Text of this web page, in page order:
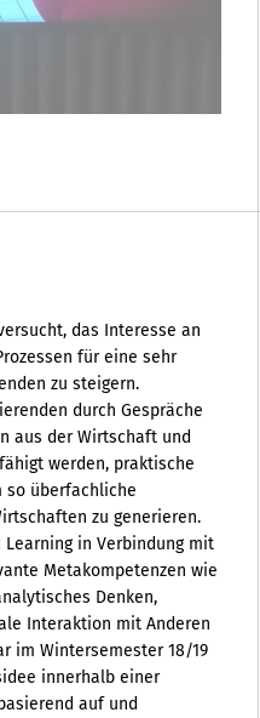
das Interesse an
für eine sehr
zu steigern.
durch Gespräche
aus der Wirtschaft und
werden, praktische
so überfachliche
zu generieren.
Learning in Verbindung mit
Metakompetenzen wie
Denken,
Interaktion mit Anderen
im Wintersemester 18/19
innerhalb einer
auf und